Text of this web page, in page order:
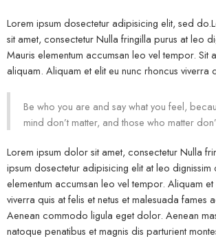
Lorem ipsum dosectetur adipisicing elit, sed
sit amet, consectetur Nulla fringilla purus at leo
Mauris elementum accumsan leo vel tempor. Sit
aliquam. Aliquam et elit eu nunc rhoncus viverra
Be who you are and say what you feel,
mind don’t matter, and those who matter
Lorem ipsum dolor sit amet, consectetur Nulla
ipsum dosectetur adipisicing elit at leo dignissim
elementum accumsan leo vel tempor. Aliquam
viverra quis at felis et netus et malesuada fames
Aenean commodo ligula eget dolor. Aenean
natoque penatibus et magnis dis parturient